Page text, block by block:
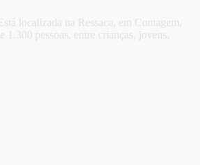
localizada na Ressaca, em Contagem,
pessoas, entre crianças, jovens,